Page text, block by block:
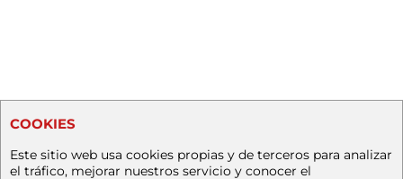
COOKIES
Este sitio web usa cookies propias y de terceros para analizar
el tráfico, mejorar nuestros servicio y conocer el